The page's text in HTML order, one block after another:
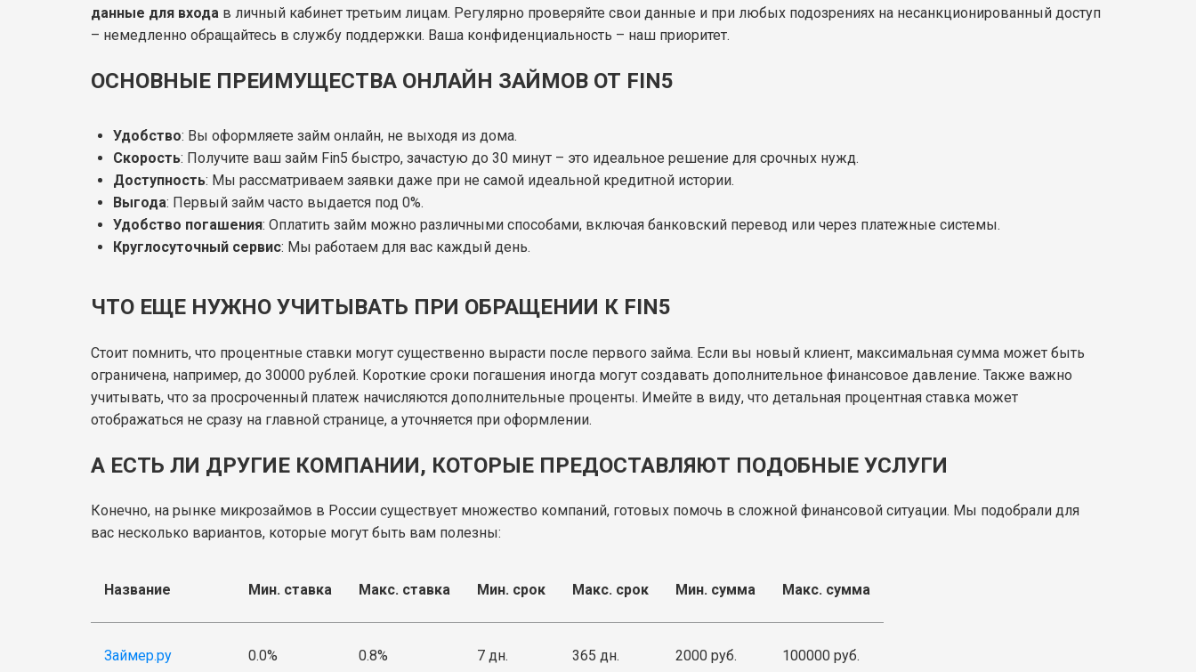
данные для входа в личный кабинет третьим лицам. Регулярно проверяйте свои данные и при любых подозрениях на несанкционированный доступ
– немедленно обращайтесь в службу поддержки. Ваша конфиденциальность – наш приоритет.
ОСНОВНЫЕ ПРЕИМУЩЕСТВА ОНЛАЙН ЗАЙМОВ ОТ FIN5
Удобство: Вы оформляете займ онлайн, не выходя из дома.
Скорость: Получите ваш займ Fin5 быстро, зачастую до 30 минут – это идеальное решение для срочных нужд.
Доступность: Мы рассматриваем заявки даже при не самой идеальной кредитной истории.
Выгода: Первый займ часто выдается под 0%.
Удобство погашения: Оплатить займ можно различными способами, включая банковский перевод или через платежные системы.
Круглосуточный сервис: Мы работаем для вас каждый день.
ЧТО ЕЩЕ НУЖНО УЧИТЫВАТЬ ПРИ ОБРАЩЕНИИ К FIN5
Стоит помнить, что процентные ставки могут существенно вырасти после первого займа. Если вы новый клиент, максимальная сумма может быть
ограничена, например, до 30000 рублей. Короткие сроки погашения иногда могут создавать дополнительное финансовое давление. Также важно
учитывать, что за просроченный платеж начисляются дополнительные проценты. Имейте в виду, что детальная процентная ставка может
отображаться не сразу на главной странице, а уточняется при оформлении.
А ЕСТЬ ЛИ ДРУГИЕ КОМПАНИИ, КОТОРЫЕ ПРЕДОСТАВЛЯЮТ ПОДОБНЫЕ УСЛУГИ
Конечно, на рынке микрозаймов в России существует множество компаний, готовых помочь в сложной финансовой ситуации. Мы подобрали для
вас несколько вариантов, которые могут быть вам полезны:
Название Мин. ставка Макс. ставка Мин. срок Макс. срок Мин. сумма Макс. сумма
Займер.ру 0.0% 0.8% 7 дн. 365 дн. 2000 руб. 100000 руб.